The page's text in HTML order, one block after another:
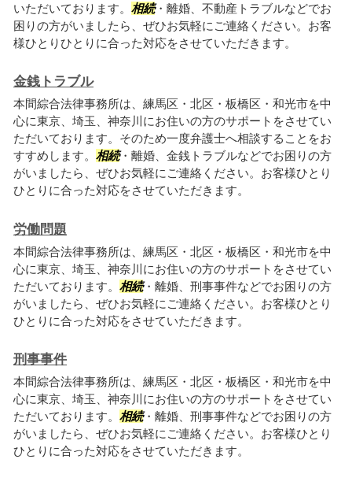
いただいております。 相続・離婚、不動産トラブルなどでお
困りの方がいましたら、ぜひお気軽にご連絡ください。お客
様ひとりひとりに合った対応をさせていただきます。
金銭トラブル
本間綜合法律事務所は、練馬区・北区・板橋区・和光市を中
心に東京、埼玉、神奈川にお住いの方のサポートをさせてい
ただいております。そのため一度弁護士へ相談することをお
すすめします。 相続・離婚、金銭トラブルなどでお困りの方
がいましたら、ぜひお気軽にご連絡ください。お客様ひとり
ひとりに合った対応をさせていただきます。
労働問題
本間綜合法律事務所は、練馬区・北区・板橋区・和光市を中
心に東京、埼玉、神奈川にお住いの方のサポートをさせてい
ただいております。 相続・離婚、刑事事件などでお困りの方
がいましたら、ぜひお気軽にご連絡ください。お客様ひとり
ひとりに合った対応をさせていただきます。
刑事事件
本間綜合法律事務所は、練馬区・北区・板橋区・和光市を中
心に東京、埼玉、神奈川にお住いの方のサポートをさせてい
ただいております。 相続・離婚、刑事事件などでお困りの方
がいましたら、ぜひお気軽にご連絡ください。お客様ひとり
ひとりに合った対応をさせていただきます。